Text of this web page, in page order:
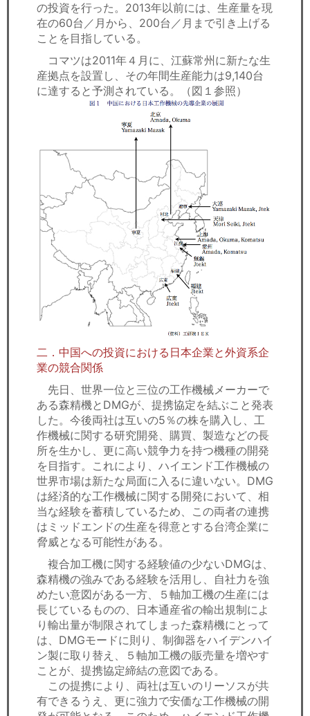
の投資を行った。2013年以前には、生産量を現
在の60台／月から、200台／月まで引き上げる
ことを目指している。
コマツは2011年４月に、江蘇常州に新たな生
産拠点を設置し、その年間生産能力は9,140台
に達すると予測されている。（図１参照）
二．中国への投資における日本企業と外資系企
業の競合関係
先日、世界一位と三位の工作機械メーカーで
ある森精機とDMGが、提携協定を結ぶこと発表
した。今後両社は互いの5％の株を購入し、工
作機械に関する研究開発、購買、製造などの長
所を生かし、更に高い競争力を持つ機種の開発
を目指す。これにより、ハイエンド工作機械の
世界市場は新たな局面に入るに違いない。DMG
は経済的な工作機械に関する開発において、相
当な経験を蓄積しているため、この両者の連携
はミッドエンドの生産を得意とする台湾企業に
脅威となる可能性がある。
複合加工機に関する経験値の少ないDMGは、
森精機の強みである経験を活用し、自社力を強
めたい意図がある一方、５軸加工機の生産には
長じているものの、日本通産省の輸出規制によ
り輸出量が制限されてしまった森精機にとって
は、DMGモードに則り、制御器をハイデンハイ
ン製に取り替え、５軸加工機の販売量を増やす
ことが、提携協定締結の意図である。
この提携により、両社は互いのリーソスが共
有できるうえ、更に強力で安価な工作機械の開